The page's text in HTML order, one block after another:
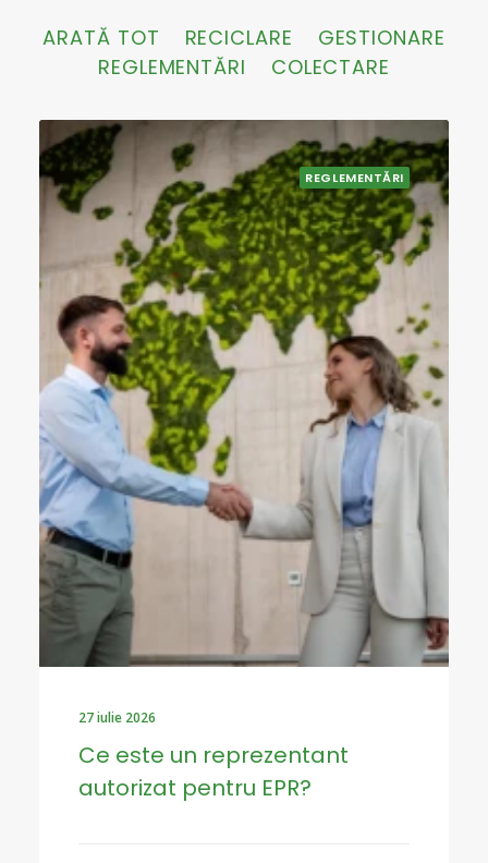
ARATĂ TOT RECICLARE
GESTIONARE
REGLEMENTĂRI
COLECTARE
REGLEMENTĂRI
27 iulie 2026
Ce este un reprezentant
autorizat pentru EPR?